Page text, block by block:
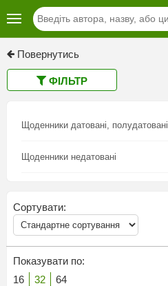
Повернутись
ФІЛЬТР
Щоденники датовані, полудатовані
Щоденники недатовані
Сортувати:
Показувати по:
16
32 64